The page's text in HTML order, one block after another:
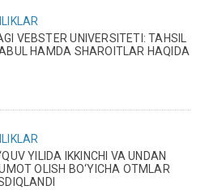
VEBSTER UNIVERSITETI: TAHSIL
HAMDA SHAROITLAR HAQIDA
YILIDA IKKINCHI VA UNDAN
OLISH BO‘YICHA OTMLAR